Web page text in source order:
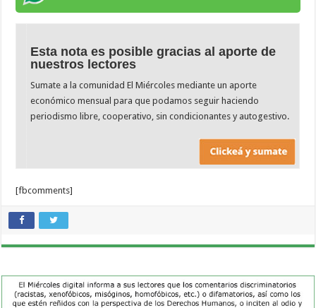
Esta nota es posible gracias al aporte de
nuestros lectores
Sumate a la comunidad El Miércoles mediante un aporte
económico mensual para que podamos seguir haciendo
periodismo libre, cooperativo, sin condicionantes y autogestivo.
[fbcomments]